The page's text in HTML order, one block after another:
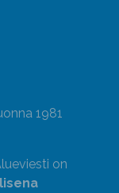
1981
on